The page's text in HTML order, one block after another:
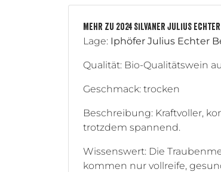
MEHR ZU 2024 SILVANER JULIUS
Lage: Iphöfer Julius Echter
Qualität: Bio-Qualitätswein
Geschmack: trocken
Beschreibung: Kraftvoller,
trotzdem spannend.
Wissenswert: Die
kommen nur vollreife,